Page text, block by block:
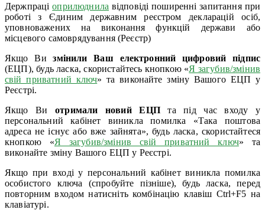
Держпраціоприлюднила відповіді поширенні запитання при
роботі з Єдиним державним реєстром декларацій осіб,
уповноважених на виконання функцій держави або
місцевого самоврядування (Реєстр)
Якщо Ви змінили Ваш електронний цифровий підпис
(ЕЦП), будь ласка, скористайтесь кнопкою «Я загубив/змінив
свій приватний ключ» та виконайте зміну Вашого ЕЦП у
Реєстрі.
Якщо Виотримали новий ЕЦПта під час входу у
персональний кабінет виникла помилка «Така поштова
адреса не існує або вже зайнята», будь ласка, скористайтеся
кнопкою «Я загубив/змінив свій приватний ключ» та
виконайте зміну Вашого ЕЦП у Реєстрі.
Якщо при вході у персональний кабінет виникла помилка
особистого ключа (спробуйте пізніше), будь ласка, перед
повторним входом натисніть комбінацію клавіш Ctrl+F5 на
клавіатурі.